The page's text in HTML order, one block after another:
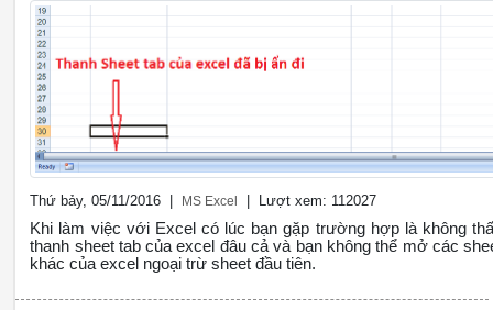
Thứ bảy, 05/11/2016 | MS Excel | Lượt xem: 112027
Khi làm việc với Excel có lúc bạn gặp trường hợp là không
thanh sheet tab của excel đâu cả và bạn không thể mở các
khác của excel ngoại trừ sheet đầu tiên.